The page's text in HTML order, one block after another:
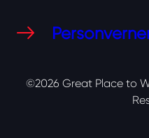
©2026 Great Place to